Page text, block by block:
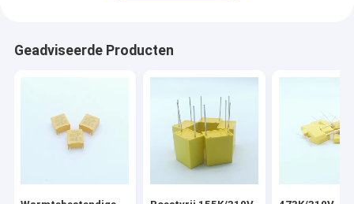
Geadviseerde Producten